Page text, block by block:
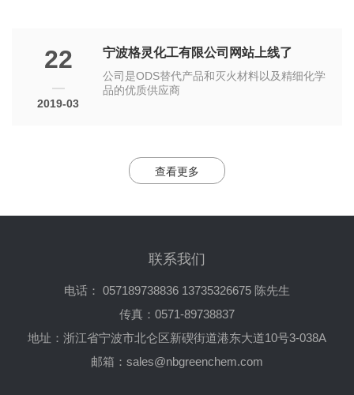
22
2019-03
宁波格灵化工有限公司网站上线了
公司是ODS替代产品和灭火材料以及精细化学
品的优质供应商
查看更多
联系我们
电话： 057189738836 13735326675 陈先生
传真：0571-89738837
地址：浙江省宁波市北仑区新碶街道港东大道10号3-038A
邮箱： sales@nbgreenchem.com